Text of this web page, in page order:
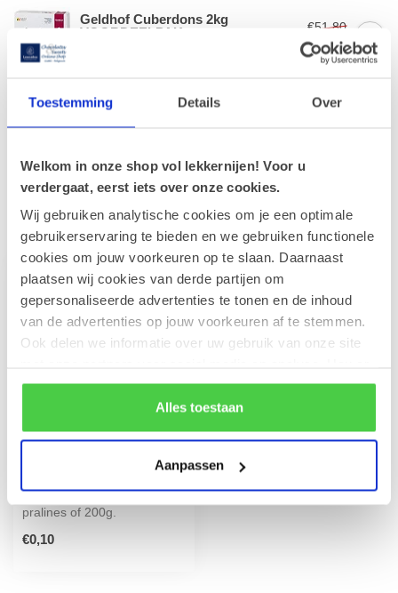
Toestemming Details Over
Welkom in onze shop vol lekkernijen! Voor u
verdergaat, eerst iets over onze cookies.
Wij gebruiken analytische cookies om je een optimale
gebruikerservaring te bieden en we gebruiken functionele
cookies om jouw voorkeuren op te slaan. Daarnaast
plaatsen wij cookies van derde partijen om
gepersonaliseerde advertenties te tonen en de inhoud
van de advertenties op jouw voorkeuren af te stemmen.
Ook delen we informatie over uw gebruik van onze site
rekening mee dat als je bepaalde cookies blokkeert, het
de correcte werking van de website kan verstoren.
Alles toestaan
Aanpassen
Geldhof Cuberdons 2kg
VOORDEELPAK
€51,80
€46,60
Leonidas Pralines 1kg
Op voorraad
Recent bekeken
Geschikt voor maximaal 12
pralines of 200g.
€0,10